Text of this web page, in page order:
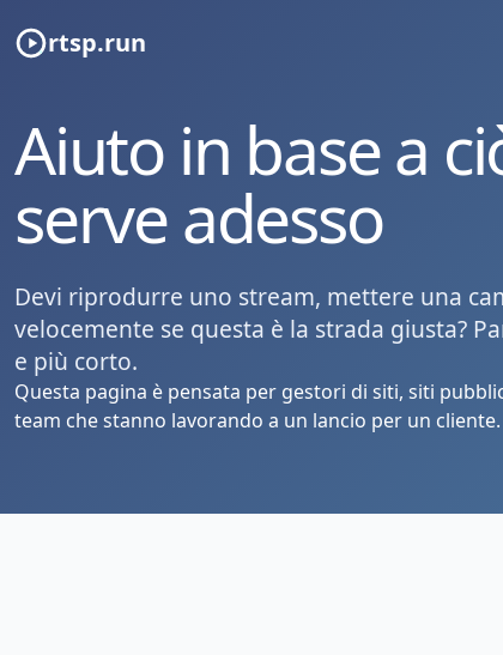
rtsp.run
Aiuto in base a
serve adesso
Devi riprodurre uno stream, mettere una
velocemente se questa è la strada giusta?
e più corto.
Questa pagina è pensata per gestori di siti, siti
team che stanno lavorando a un lancio per un cliente.